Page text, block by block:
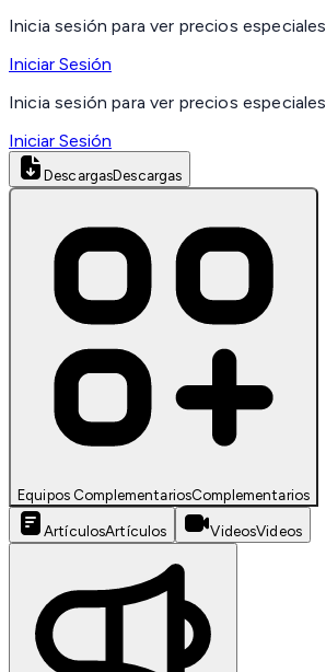
Inicia sesión para ver precios especiales
Iniciar Sesión
Inicia sesión para ver precios especiales
Iniciar Sesión
DescargasDescargas
Equipos ComplementariosComplementarios
ArtículosArtículos VideosVideos